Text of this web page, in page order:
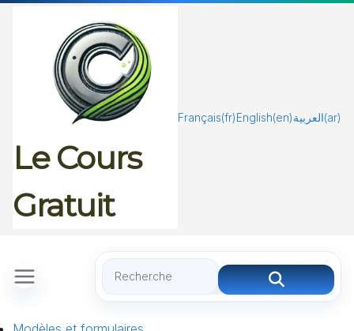
Le Cours
Gratuit
Français(fr) English(en)العربية(ar)